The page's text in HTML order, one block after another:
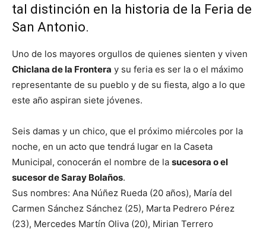
tal distinción en la historia de la Feria de
San Antonio.
Uno de los mayores orgullos de quienes sienten y viven
Chiclana de la Frontera y su feria es ser la o el máximo
representante de su pueblo y de su fiesta, algo a lo que
este año aspiran siete jóvenes.
Seis damas y un chico, que el próximo miércoles por la
noche, en un acto que tendrá lugar en la Caseta
Municipal, conocerán el nombre de la sucesora o el
sucesor de Saray Bolaños.
Sus nombres: Ana Núñez Rueda (20 años), María del
Carmen Sánchez Sánchez (25), Marta Pedrero Pérez
(23), Mercedes Martín Oliva (20), Mirian Terrero